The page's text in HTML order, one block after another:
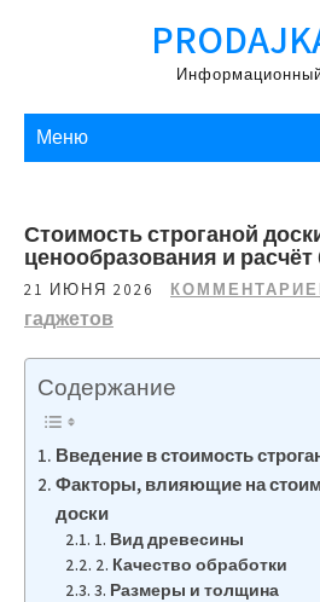
Меню
Стоимость строганой
ценообразования и
21 ИЮНЯ 2026
гаджетов
Содержание
Введение в стоимость
Факторы, влияющие на
доски
1. Вид древесины
2. Качество обработки
3. Размеры и толщина